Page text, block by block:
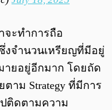
จะทำการถือ
ซึ่งจำนวนเหรียญที่มีอยู่
ายอยู่อีกมาก โดยถัด
าม Strategy ที่มีการ
ปติดตามความ